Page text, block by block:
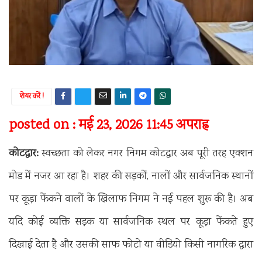
शेयर करें !
posted on : मई 23, 2026 11:45 अपराह्न
कोटद्वार:स्वच्छता को लेकर नगर निगम कोटद्वार अब पूरी तरह एक्शन
मोड में नजर आ रहा है। शहर की सड़कों, नालों और सार्वजनिक स्थानों
पर कूड़ा फेंकने वालों के खिलाफ निगम ने नई पहल शुरू की है। अब
यदि कोई व्यक्ति सड़क या सार्वजनिक स्थल पर कूड़ा फेंकते हुए
दिखाई देता है और उसकी साफ फोटो या वीडियो किसी नागरिक द्वारा